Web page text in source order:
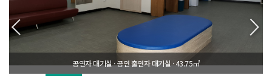
공연자 대기실 · 공연 출연자 대기실 · 43.75㎡